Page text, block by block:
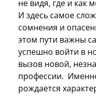
не видя, где и как
И здесь самое
сомнения и
этом пути важны
успешно войти в
вызов новой,
профессии.
рождается